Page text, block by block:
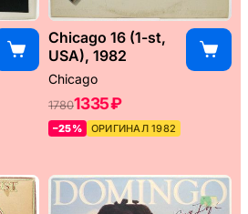
Chicago 16 (1-st,
USA), 1982
Chicago
17801335 ₽
–25% ОРИГИНАЛ 1982